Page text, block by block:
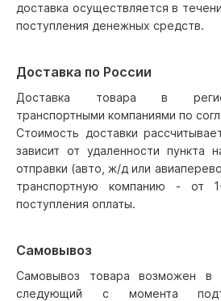
доставка осуществляется в
поступления денежных средств.
Доставка по России
Доставка товара в
транспортными компаниями по
Стоимость доставки
зависит от удаленности пункта
отправки (авто, ж/д или
транспортную компанию - от
поступления оплаты.
Самовывоз
Самовывоз товара возможен в
следующий с момента